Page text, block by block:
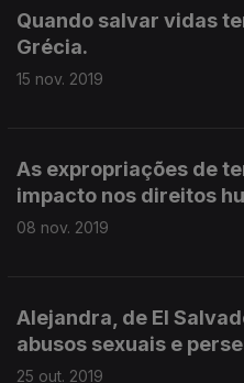
Quando salvar vidas
Grécia.
15 nov. 2019
As expropriações de
impacto nos direitos
08 nov. 2019
Alejandra, de El
abusos sexuais e
25 out. 2019